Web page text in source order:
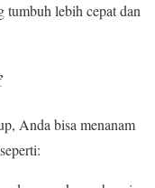
tumbuh lebih cepat dan
Anda bisa menanam